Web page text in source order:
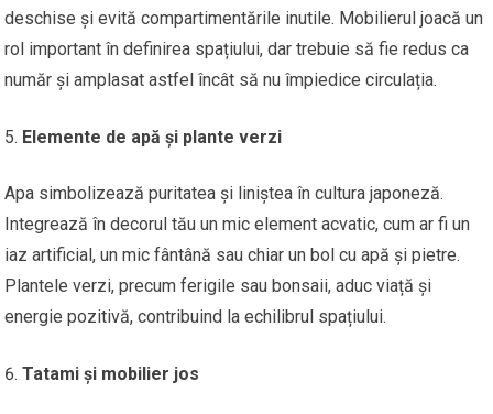
deschise și evită compartimentările inutile. Mobilierul joacă un
rol important în definirea spațiului, dar trebuie să fie redus ca
număr și amplasat astfel încât să nu împiedice circulația.
Elemente de apă și plante verzi
Apa simbolizează puritatea și liniștea în cultura japoneză.
Integrează în decorul tău un mic element acvatic, cum ar fi un
iaz artificial, un mic fântână sau chiar un bol cu apă și pietre.
Plantele verzi, precum ferigile sau bonsaii, aduc viață și
energie pozitivă, contribuind la echilibrul spațiului.
Tatami și mobilier jos